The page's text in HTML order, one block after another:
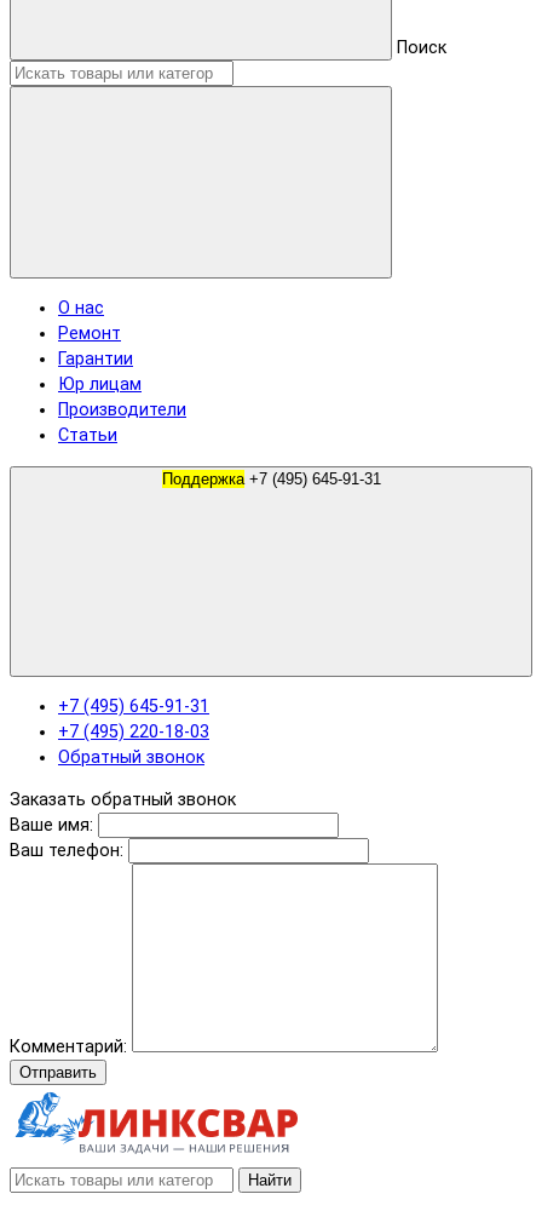
Поиск
О нас
Ремонт
Гарантии
Юр лицам
Производители
Статьи
Поддержка
+7 (495) 645-91-31
+7 (495) 220-18-03
Обратный звонок
Заказать обратный звонок
Ваше имя:
Ваш телефон:
Комментарий:
Отправить
Найти